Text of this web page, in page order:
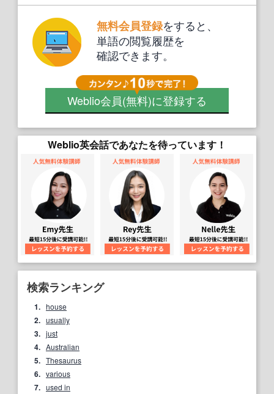
無料会員登録をすると、
単語の閲覧履歴を
確認できます。
Weblio会員(無料)に登録する
Weblio英会話であなたを待っています！
検索ランキング
1. house
2. usually
3. just
4. Australian
5. Thesaurus
6. various
7. used in